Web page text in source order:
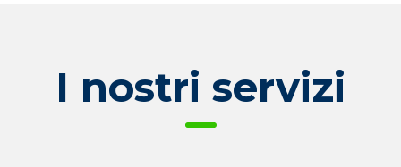
I nostri servizi